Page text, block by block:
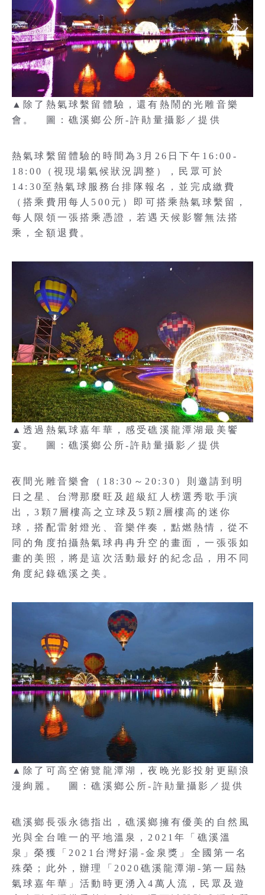
▲除了熱氣球繫留體驗，還有熱鬧的光雕音樂
會。 圖：礁溪鄉公所-許勛量攝影／提供
熱氣球繫留體驗的時間為3月26日下午16:00-
18:00（視現場氣候狀況調整），民眾可於
14:30至熱氣球服務台排隊報名，並完成繳費
（搭乘費用每人500元）即可搭乘熱氣球繫留，
每人限領一張搭乘憑證，若遇天候影響無法搭
乘，全額退費。
▲透過熱氣球嘉年華，感受礁溪龍潭湖最美饗
宴。 圖：礁溪鄉公所-許勛量攝影／提供
夜間光雕音樂會（18:30～20:30）則邀請到明
日之星、台灣那麼旺及超級紅人榜選秀歌手演
出，3顆7層樓高之立球及5顆2層樓高的迷你
球，搭配雷射燈光、音樂伴奏，點燃熱情，從不
同的角度拍攝熱氣球冉冉升空的畫面，一張張如
畫的美照，將是這次活動最好的紀念品，用不同
角度紀錄礁溪之美。
▲除了可高空俯覽龍潭湖，夜晚光影投射更顯浪
漫絢麗。 圖：礁溪鄉公所-許勛量攝影／提供
礁溪鄉長張永德指出，礁溪鄉擁有優美的自然風
光與全台唯一的平地溫泉，2021年「礁溪溫
泉」榮獲「2021台灣好湯-金泉獎」全國第一名
殊榮；此外，辦理「2020礁溪龍潭湖-第一屆熱
氣球嘉年華」活動時更湧入4萬人流，民眾及遊